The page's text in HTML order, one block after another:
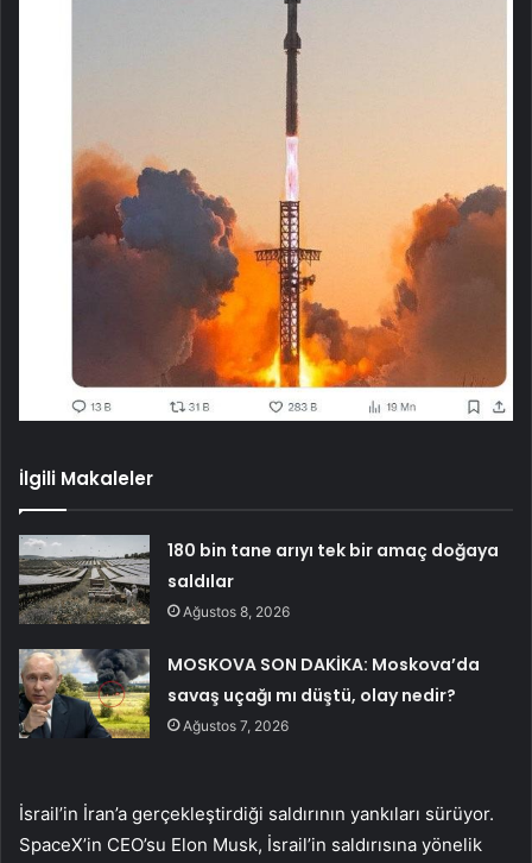
İlgili Makaleler
180 bin tane arıyı tek bir amaç doğaya
saldılar
Ağustos 8, 2026
MOSKOVA SON DAKİKA: Moskova’da
savaş uçağı mı düştü, olay nedir?
Ağustos 7, 2026
İsrail’in İran’a gerçekleştirdiği saldırının yankıları sürüyor.
SpaceX’in CEO’su Elon Musk, İsrail’in saldırısına yönelik